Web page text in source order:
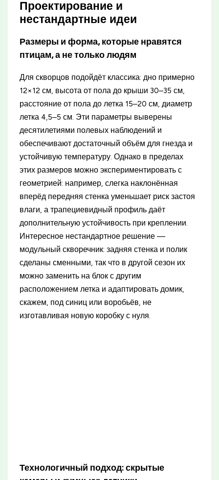
Проектирование и
нестандартные идеи
Размеры и форма, которые нравятся
птицам, а не только людям
Для скворцов подойдёт классика: дно примерно
12×12 см, высота от пола до крыши 30–35 см,
расстояние от пола до летка 15–20 см, диаметр
летка 4,5–5 см. Эти параметры выверены
десятилетиями полевых наблюдений и
обеспечивают достаточный объём для гнезда и
устойчивую температуру. Однако в пределах
этих размеров можно экспериментировать с
геометрией: например, слегка наклонённая
вперёд передняя стенка уменьшает риск застоя
влаги, а трапециевидный профиль даёт
дополнительную устойчивость при креплении.
Интересное нестандартное решение —
модульный скворечник: задняя стенка и полик
сделаны сменными, так что в другой сезон их
можно заменить на блок с другим
расположением летка и адаптировать домик,
скажем, под синиц или воробьёв, не
изготавливая новую коробку с нуля.
Технологичный подход: скрытые